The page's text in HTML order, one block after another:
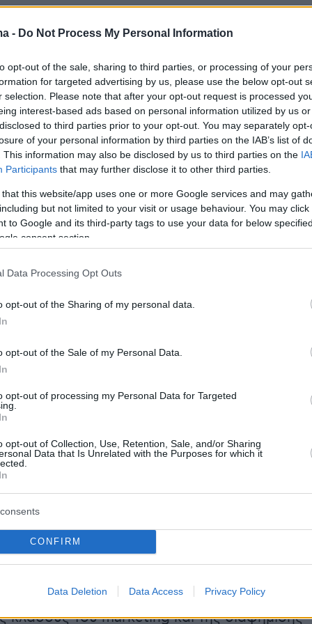
- Do Not Process My Personal Information
opt-out of the sale, sharing to third parties, or processing of your
for targeted advertising by us, please use the below opt-out
selection. Please note that after your opt-out request is processed
interest-based ads based on personal information utilized by us
to third parties prior to your opt-out. You may separately
of your personal information by third parties on the IAB’s list of
This information may also be disclosed by us to third parties on the
Participants that may further disclose it to other third parties.
that this website/app uses one or more Google services and may
but not limited to your visit or usage behaviour. You may
to Google and its third-party tags to use your data for below
consent section.
Data Processing Opt Outs
opt-out of the Sharing of my personal data.
opt-out of the Sale of my Personal Data.
opt-out of processing my Personal Data for Targeted
opt-out of Collection, Use, Retention, Sale, and/or Sharing
Data that Is Unrelated with the Purposes for which it
CONFIRM
Data Deletion Data Access Privacy Policy
Ελ Σαλβαδόρ εξελέγη για πρώτη φορά το
«τρέξει» μία προεκλογική καμπάνια
τηςδιαφθοράςκαι τουεγκλήματοςπου
τη χώρα του. ΤοΕλ Σαλβαδόρ,παρά
έχει υπάρξει η κοιτίδα κάποιων από τα
βιαιότερα καρτέλ στον κόσμο ενώ και τα
το κατέτασσαν στις κορυφαίες θέσεις
παγκόσμιας μαύρης λίστας. Ο Μπουκέλε
πριν τη σύσταση του δικού του κόμματος –
Συνασπισμός για την Εθνική Ενότητα)
της αριστεράς και διεγράφη όταν ήρθε σε
μετατρέψει μία χώρα που μαστιζόταν από την
και τη λυμαίνονταν τα μεγαλύτερα καρτέλ
χώρα με το μικρότερο ποσοστό
πολύ μεγάλο κομμάτι του κρατικού
στη δημιουργία
εκπαίδευση των νέων ειδικών διωκτικών
πρότυπα του αμερικανικού στρατού. Μέσα σε
διάστημα ο Μπουκέλε οδήγησε στις νέες
πληθυσμού ρίχνοντας κατακόρυφα τους
έχει εργαστεί πριν ασχοληθεί με την
κλάδους του marketing και της διαφήμισης